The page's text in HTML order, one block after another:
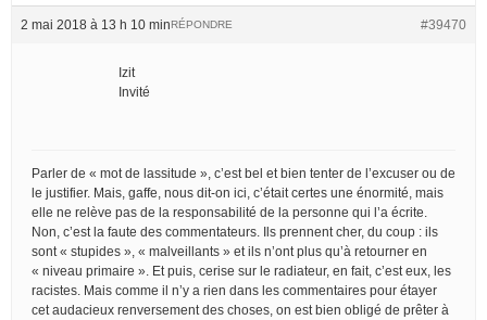
2 mai 2018 à 13 h 10 min #39470
RÉPONDRE
Izit
Invité
Parler de « mot de lassitude », c’est bel et bien tenter de l’excuser ou de
le justifier. Mais, gaffe, nous dit-on ici, c’était certes une énormité, mais
elle ne relève pas de la responsabilité de la personne qui l’a écrite.
Non, c’est la faute des commentateurs. Ils prennent cher, du coup : ils
sont « stupides », « malveillants » et ils n’ont plus qu’à retourner en
« niveau primaire ». Et puis, cerise sur le radiateur, en fait, c’est eux, les
racistes. Mais comme il n’y a rien dans les commentaires pour étayer
cet audacieux renversement des choses, on est bien obligé de prêter à